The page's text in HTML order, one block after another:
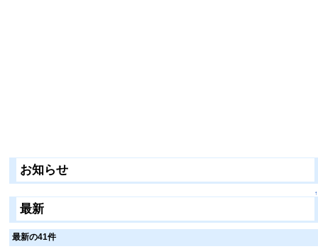
お知らせ
↑
最新
最新の41件